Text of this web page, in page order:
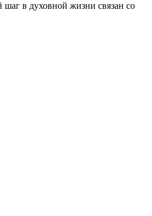
в духовной жизни связан со